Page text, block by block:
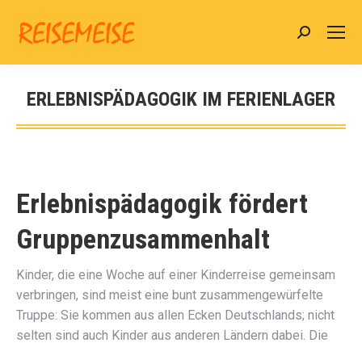
Search:
ERLEBNISPÄDAGOGIK IM FERIENLAGER
Sie befinden sich hier:
Erlebnispädagogik fördert
Gruppenzusammenhalt
Kinder, die eine Woche auf einer Kinderreise gemeinsam
verbringen, sind meist eine bunt zusammengewürfelte
Truppe: Sie kommen aus allen Ecken Deutschlands; nicht
selten sind auch Kinder aus anderen Ländern dabei. Die